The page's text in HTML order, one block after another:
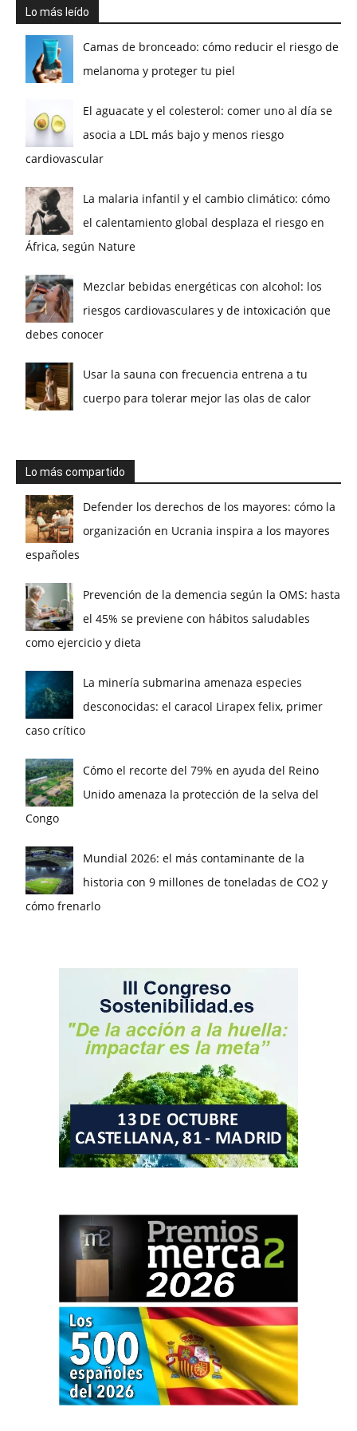
Lo más leído
Camas de bronceado: cómo reducir el riesgo de
melanoma y proteger tu piel
El aguacate y el colesterol: comer uno al día se
asocia a LDL más bajo y menos riesgo
cardiovascular
La malaria infantil y el cambio climático: cómo
el calentamiento global desplaza el riesgo en
África, según Nature
Mezclar bebidas energéticas con alcohol: los
riesgos cardiovasculares y de intoxicación que
debes conocer
Usar la sauna con frecuencia entrena a tu
cuerpo para tolerar mejor las olas de calor
Lo más compartido
Defender los derechos de los mayores: cómo la
organización en Ucrania inspira a los mayores
españoles
Prevención de la demencia según la OMS: hasta
el 45% se previene con hábitos saludables
como ejercicio y dieta
La minería submarina amenaza especies
desconocidas: el caracol Lirapex felix, primer
caso crítico
Cómo el recorte del 79% en ayuda del Reino
Unido amenaza la protección de la selva del
Congo
Mundial 2026: el más contaminante de la
historia con 9 millones de toneladas de CO2 y
cómo frenarlo